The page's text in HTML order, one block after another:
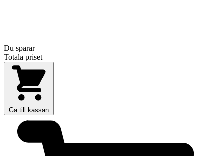
Du sparar
Totala priset
Gå till kassan